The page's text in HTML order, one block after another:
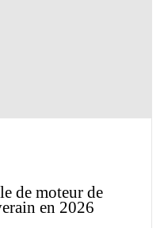
de moteur de
en 2026